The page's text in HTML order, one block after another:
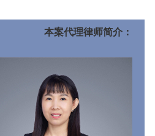
本案代理律师简介：